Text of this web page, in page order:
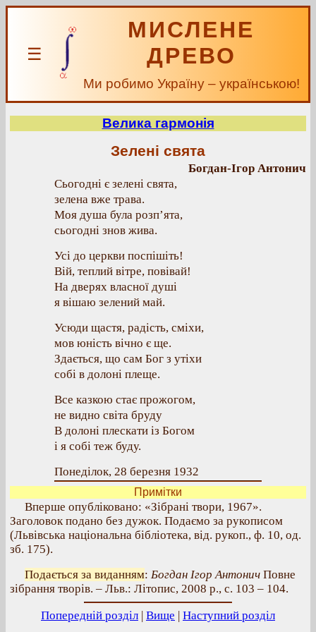
☰
МИСЛЕНЕ
ДРЕВО
Ми робимо Україну – українською!
Велика гармонія
Зелені свята
Богдан-Ігор Антонич
Сьогодні є зелені свята,
зелена вже трава.
Моя душа була розп’ята,
сьогодні знов жива.
Усі до церкви поспішіть!
Вій, теплий вітре, повівай!
На дверях власної душі
я вішаю зелений май.
Усюди щастя, радість, сміхи,
мов юність вічно є ще.
Здається, що сам Бог з утіхи
собі в долоні плеще.
Все казкою стає прожогом,
не видно світа бруду
В долоні плескати із Богом
і я собі теж буду.
Понеділок, 28 березня 1932
Примітки
Вперше опубліковано: «Зібрані твори, 1967».
Заголовок подано без дужок. Подаємо за рукописом
(Львівська національна бібліотека, від. рукоп., ф. 10, од.
зб. 175).
Подається за виданням: Богдан Ігор Антонич Повне
зібрання творів. – Льв.: Літопис, 2008 р., с. 103 – 104.
Попередній розділ | Вище | Наступний розділ